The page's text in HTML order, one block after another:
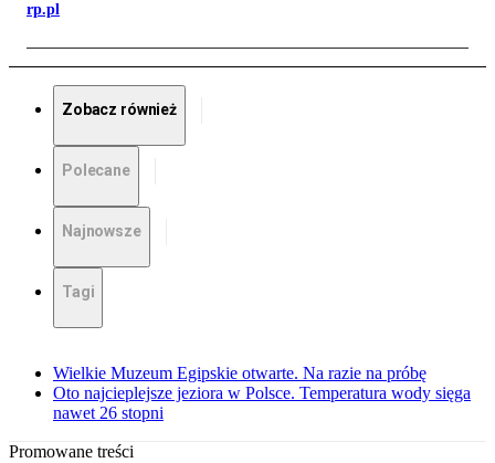
rp.pl
Zobacz również
Polecane
Najnowsze
Tagi
Wielkie Muzeum Egipskie otwarte. Na razie na próbę
Oto najcieplejsze jeziora w Polsce. Temperatura wody sięga
nawet 26 stopni
Promowane treści